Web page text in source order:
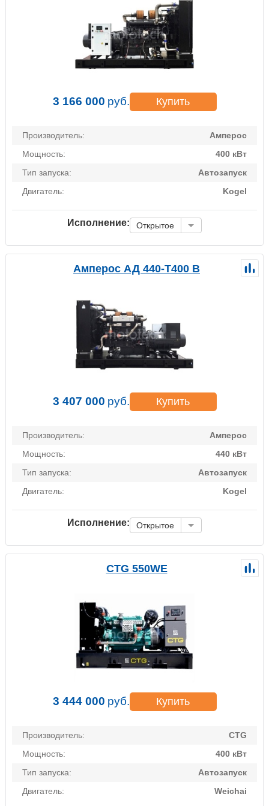
3 166 000 руб. Купить
Производитель:
Амперос
Мощность:
400 кВт
Тип запуска:
Автозапуск
Двигатель:
Kogel
Исполнение: Открытое
Амперос АД 440-Т400 B
3 407 000 руб. Купить
Производитель:
Амперос
Мощность:
440 кВт
Тип запуска:
Автозапуск
Двигатель:
Kogel
Исполнение: Открытое
CTG 550WE
3 444 000 руб. Купить
Производитель:
CTG
Мощность:
400 кВт
Тип запуска:
Автозапуск
Двигатель:
Weichai